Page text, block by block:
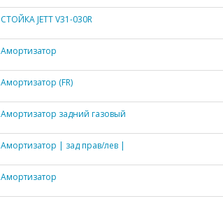
СТОЙКА JETT V31-030R
Амортизатор
Амортизатор (FR)
Амортизатор задний газовый
Амортизатор | зад прав/лев |
Амортизатор